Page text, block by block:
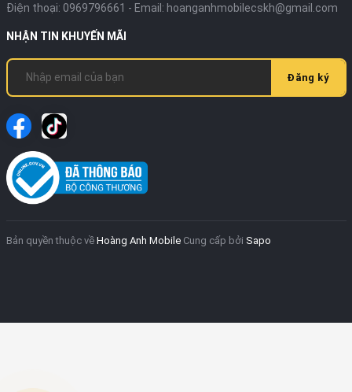
Điện thoại: 0969796661 - Email: hoanganhmobilecskh@gmail.com
NHẬN TIN KHUYẾN MÃI
Đăng ký
Bản quyền thuộc về Hoàng Anh Mobile Cung cấp bởi Sapo